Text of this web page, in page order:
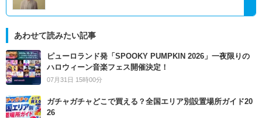
あわせて読みたい記事
ピューロランド発「SPOOKY PUMPKIN 2026」一夜限りの
ハロウィーン音楽フェス開催決定！
07月31日 15時00分
ガチャガチャどこで買える？全国エリア別設置場所ガイド20
26